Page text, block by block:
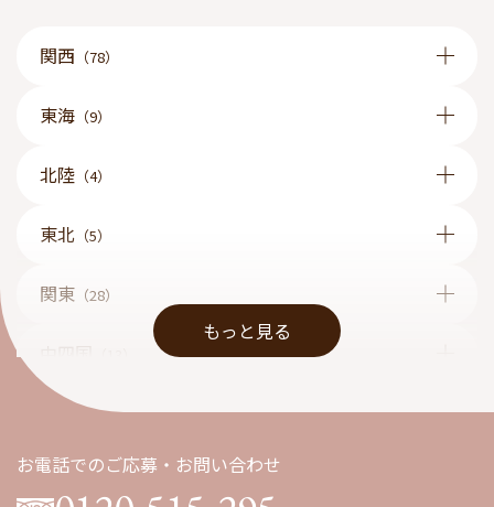
関西 （78）
東海 （9）
北陸 （4）
東北 （5）
関東 （28）
（1）
もっと見る
お電話でのご応募・お問い合わせ